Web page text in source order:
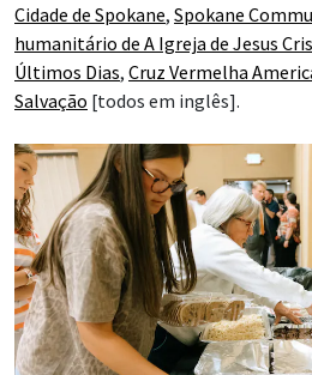
Cidade de Spokane, Spokane
humanitário de A Igreja de Jesus
Últimos Dias, Cruz Vermelha
Salvação [todos em inglês].